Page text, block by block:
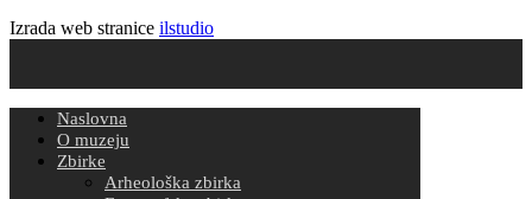
Izrada web stranice ilstudio
Naslovna
O muzeju
Zbirke
Arheološka zbirka